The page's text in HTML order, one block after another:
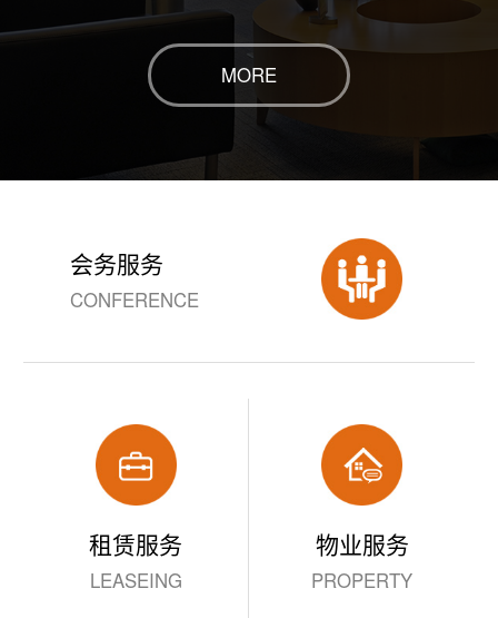
MORE
会务服务
CONFERENCE
租赁服务
LEASEING
物业服务
PROPERTY